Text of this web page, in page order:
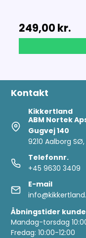
249,00 kr.
Kontakt
Kikkertland
ABM Nortek
Gugvej 140
9210 Aalborg
Telefonnr.
+45 9630 3409
E-mail
Åbningstider
Mandag-torsdag
Fredag: 10:00-12:00